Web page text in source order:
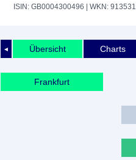
ISIN: GB0004300496 | WKN: 913531
◄ Übersicht Charts
Frankfurt